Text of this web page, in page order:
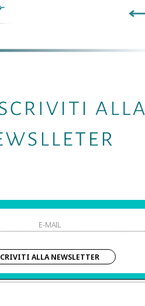
ALLA
ACCETTATO LE CONDIZIONI SULLA PRIVACY.
Pagamenti
ALLA NEWSLETTER